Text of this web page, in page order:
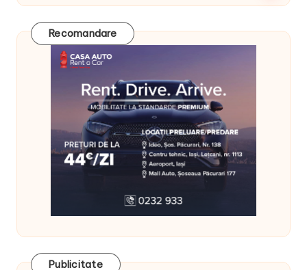
Recomandare
Publicitate